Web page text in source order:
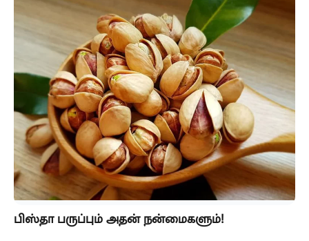
பிஸ்தா பருப்பும் அதன் நன்மைகளும்!